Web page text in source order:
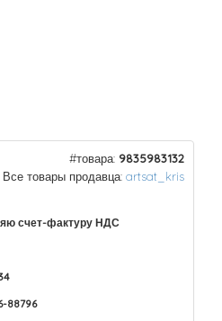
#товара: 9835983132
Все товары продавца: artsat_kris
счет-фактуру НДС
88796